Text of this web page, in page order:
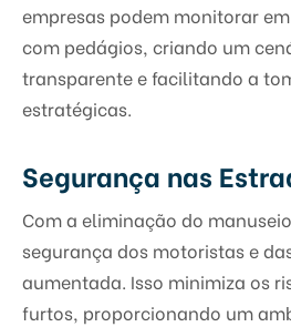
empresas podem monitorar
com pedágios, criando um
transparente e facilitando a
estratégicas.
Segurança nas
Com a eliminação do
segurança dos motoristas e
aumentada. Isso minimiza os
furtos, proporcionando um